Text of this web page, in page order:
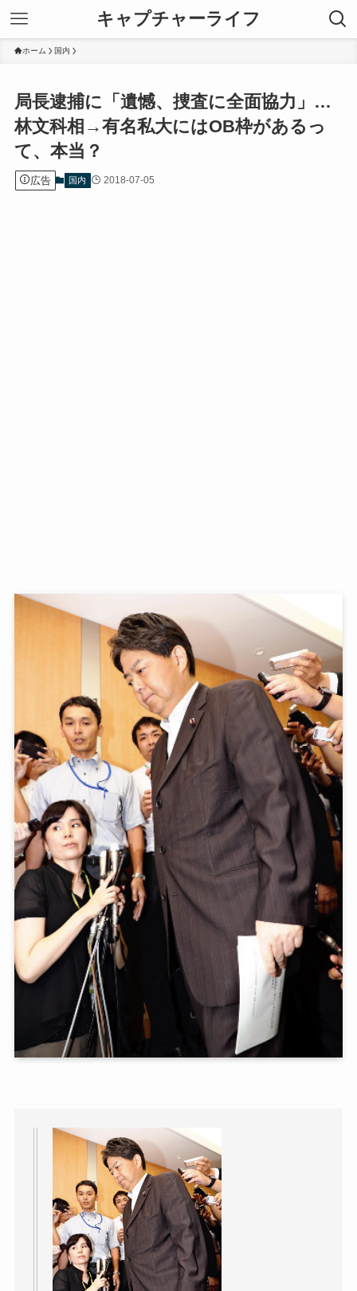
キャプチャーライフ
ホーム 国内
局長逮捕に「遺憾、捜査に全面協力」…
林文科相→有名私大にはOB枠があるっ
て、本当？
広告 国内 2018-07-05